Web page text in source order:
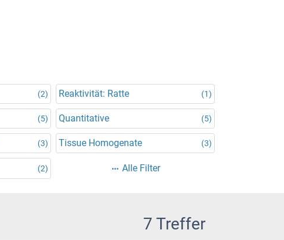
(2) Reaktivität: Ratte (1)
(5) Quantitative (5)
(3) Tissue Homogenate (3)
(2) Alle Filter
7 Treffer